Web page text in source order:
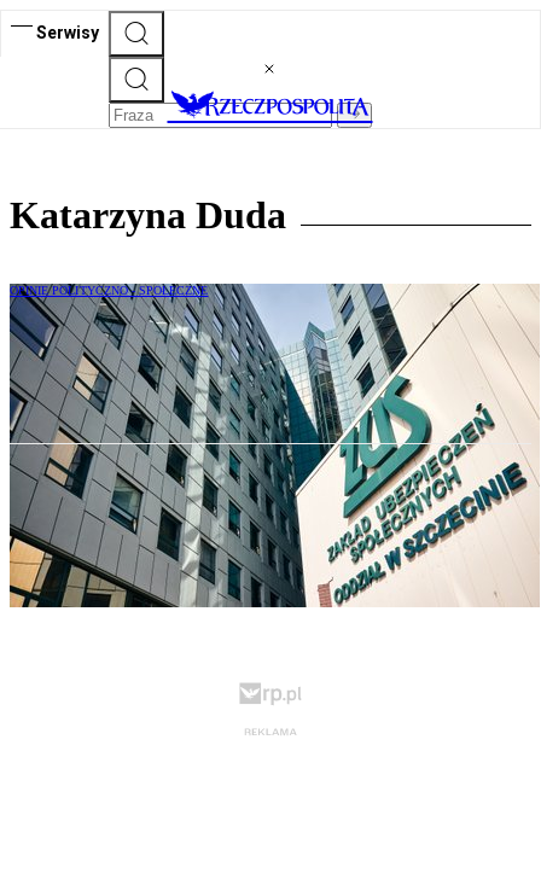
Serwisy
Katarzyna Duda
OPINIE POLITYCZNO - SPOŁECZNE
Przewodniczący OPZZ: Wakacje
składkowe to zły pomysł